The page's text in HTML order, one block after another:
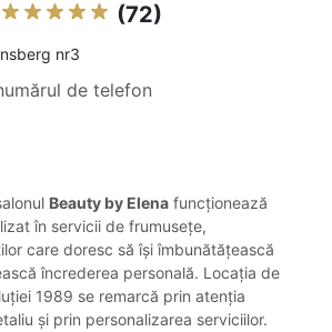
(72)
nr3
de telefon
Beauty by Elena funcționează
în servicii de frumusețe,
care doresc să își îmbunătățească
încrederea personală. Locația de
1989 se remarcă prin atenția
și prin personalizarea serviciilor.